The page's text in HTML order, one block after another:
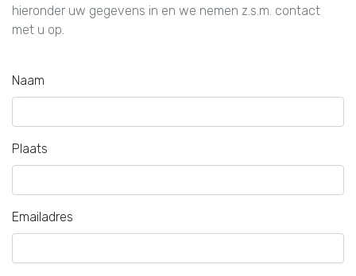
hieronder uw gegevens in en we nemen z.s.m. contact
met u op.
Naam
Plaats
Emailadres